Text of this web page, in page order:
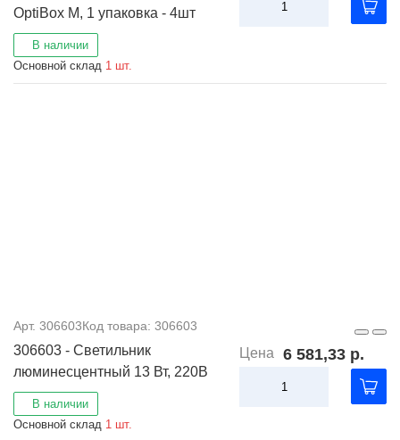
OptiBox M, 1 упаковка - 4шт
В наличии
Основной склад 1 шт.
Арт. 306603Код товара: 306603
306603 - Светильник
люминесцентный 13 Вт, 220В
В наличии
Основной склад 1 шт.
Цена 6 581,33 р.